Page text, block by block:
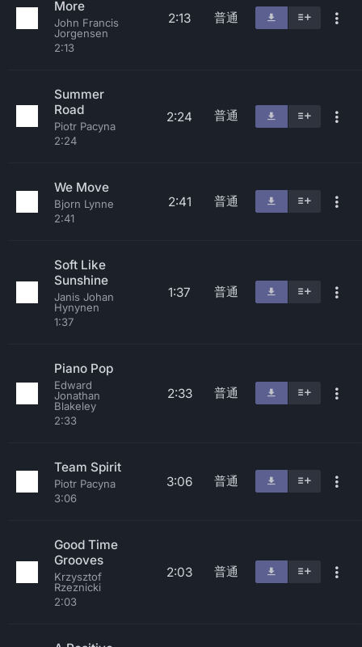
More
John Francis
Jorgensen
2:13
2:13 普通
Summer
Road
Piotr Pacyna
2:24
2:24 普通
We Move
Bjorn Lynne
2:41
2:41 普通
Soft Like
Sunshine
Janis Johan
Hynynen
1:37
1:37 普通
Piano Pop
Edward
Jonathan
Blakeley
2:33
2:33 普通
Team Spirit
Piotr Pacyna
3:06
3:06 普通
Good Time
Grooves
Krzysztof
Rzeznicki
2:03
2:03 普通